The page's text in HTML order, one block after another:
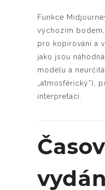
Funkce
výchozím
pro kopírování a
jako jsou
modelu a
„atmosférický“),
interpretaci.